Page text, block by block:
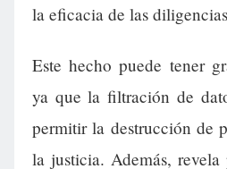
la eficacia de las
Este hecho puede tener
ya que la filtración de
permitir la destrucción de
la justicia. Además,